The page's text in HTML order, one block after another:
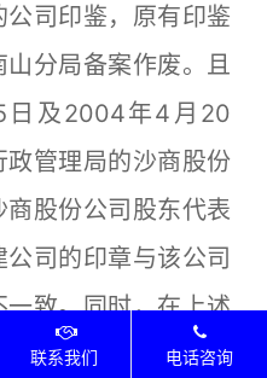
司印鉴，原有印鉴
分局备案作废。且
日及2004年4月20
政管理局的沙商股份
股份公司股东代表
司的印章与该公司
致。同时，在上述
中百公司的印章与
联系我们 电话咨询